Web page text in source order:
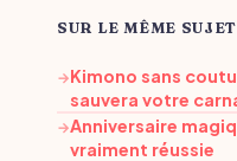
SUR LE MÊME SUJET
→Kimono sans
sauvera votre
→Anniversaire
vraiment réussie